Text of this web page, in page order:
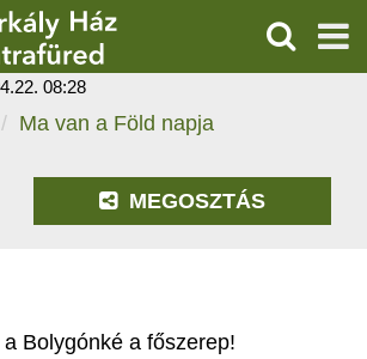
KERESÉS
A FÖLD
08:28
Ma van a Föld napja
MEGOSZTÁS
Bolygónké a főszerep!